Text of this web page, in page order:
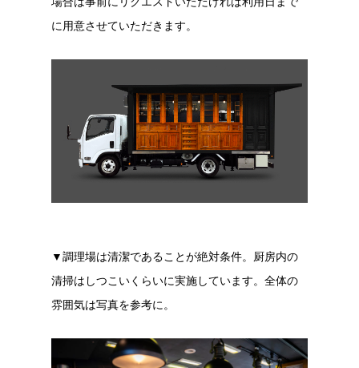
に用意させていただきます。
▼調理場は清潔であることが絶対条件。厨房内の
清掃はしつこいくらいに実施しています。全体の
雰囲気は写真を参考に。